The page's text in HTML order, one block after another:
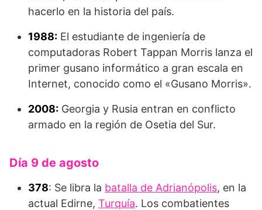
hacerlo en la historia del país.
1988: El estudiante de ingeniería de
computadoras Robert Tappan Morris lanza el
primer gusano informático a gran escala en
Internet, conocido como el «Gusano Morris».
2008: Georgia y Rusia entran en conflicto
armado en la región de Osetia del Sur.
Día 9 de agosto
378: Se libra la batalla de Adrianópolis, en la
actual Edirne, Turquía. Los combatientes